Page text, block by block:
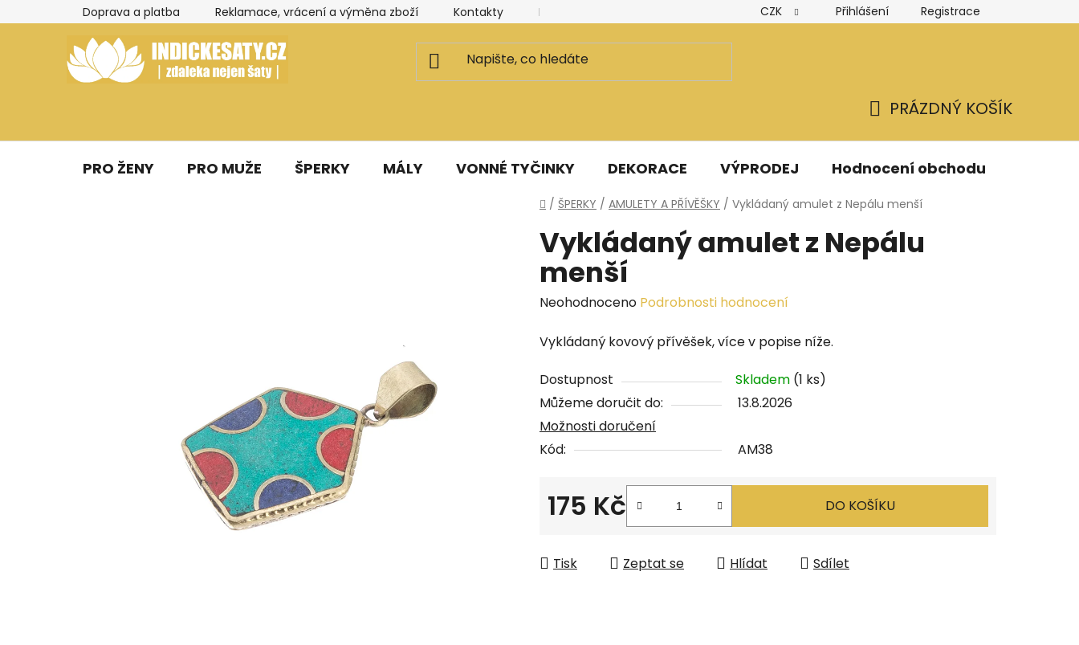
na
Doprava a platba Reklamace, vrácení a výměna zboží Kontakty Kancelář a ateliér Hodnocení obchodu Obchodní podmínky
CZK Přihlášení Registrace
KOŠÍK
PRÁZDNÝ KOŠÍK
PRO ŽENY PRO MUŽE ŠPERKY MÁLY VONNÉ TYČINKY DEKORACE VÝPRODEJ Hodnocení obchodu
Domů
/ ŠPERKY / AMULETY A PŘÍVĚŠKY / Vykládaný amulet z Nepálu menší
Vykládaný amulet z Nepálu
menší
Průměrné
produktu
0,0
z
5
hvězdiček.
Neohodnoceno Podrobnosti hodnocení
Vykládaný kovový přívěšek, více v popise níže.
Dostupnost Skladem (1 ks)
Můžeme doručit do:
13.8.2026
Možnosti doručení
Kód:
AM38
175 Kč DO KOŠÍKU
Tisk Zeptat se Hlídat Sdílet